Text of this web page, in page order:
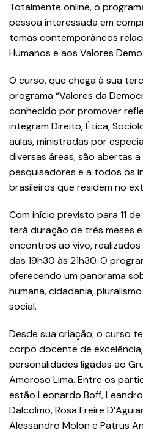
Totalmente online, o
pessoa interessada em
temas contemporâneos
Humanos e aos Valores
O curso, que chega à sua
programa “Valores da
conhecido por promover
integram Direito, Ética,
aulas, ministradas por
diversas áreas, são abertas
pesquisadores e a todos os
brasileiros que residem no
Com início previsto para 11
terá duração de três meses
encontros ao vivo,
das 19h30 às 21h30. O
oferecendo um panorama
humana, cidadania,
social.
Desde sua criação, o curso
corpo docente de
personalidades ligadas ao
Amoroso Lima. Entre os
estão Leonardo Boff,
Dalcolmo, Rosa Freire
Alessandro Molon e Patrus